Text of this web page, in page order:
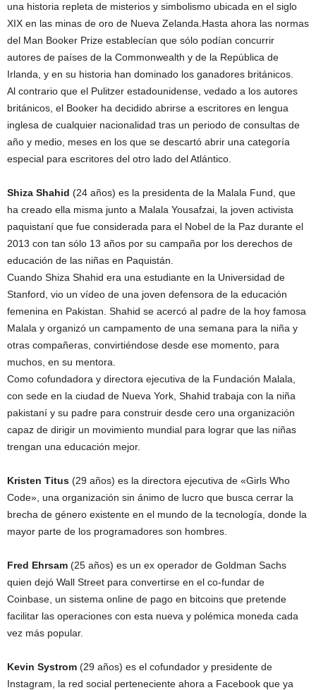
una historia repleta de misterios y simbolismo ubicada en el siglo
XIX en las minas de oro de Nueva Zelanda.Hasta ahora las normas
del Man Booker Prize establecían que sólo podían concurrir
autores de países de la Commonwealth y de la República de
Irlanda, y en su historia han dominado los ganadores británicos.
Al contrario que el Pulitzer estadounidense, vedado a los autores
británicos, el Booker ha decidido abrirse a escritores en lengua
inglesa de cualquier nacionalidad tras un periodo de consultas de
año y medio, meses en los que se descartó abrir una categoría
especial para escritores del otro lado del Atlántico.
Shiza Shahid (24 años) es la presidenta de la Malala Fund, que
ha creado ella misma junto a Malala Yousafzai, la joven activista
paquistaní que fue considerada para el Nobel de la Paz durante el
2013 con tan sólo 13 años por su campaña por los derechos de
educación de las niñas en Paquistán.
Cuando Shiza Shahid era una estudiante en la Universidad de
Stanford, vio un vídeo de una joven defensora de la educación
femenina en Pakistan. Shahid se acercó al padre de la hoy famosa
Malala y organizó un campamento de una semana para la niña y
otras compañeras, convirtiéndose desde ese momento, para
muchos, en su mentora.
Como cofundadora y directora ejecutiva de la Fundación Malala,
con sede en la ciudad de Nueva York, Shahid trabaja con la niña
pakistaní y su padre para construir desde cero una organización
capaz de dirigir un movimiento mundial para lograr que las niñas
trengan una educación mejor.
Kristen Titus (29 años) es la directora ejecutiva de «Girls Who
Code», una organización sin ánimo de lucro que busca cerrar la
brecha de género existente en el mundo de la tecnología, donde la
mayor parte de los programadores son hombres.
Fred Ehrsam (25 años) es un ex operador de Goldman Sachs
quien dejó Wall Street para convertirse en el co-fundar de
Coinbase, un sistema online de pago en bitcoins que pretende
facilitar las operaciones con esta nueva y polémica moneda cada
vez más popular.
Kevin Systrom (29 años) es el cofundador y presidente de
Instagram, la red social perteneciente ahora a Facebook que ya